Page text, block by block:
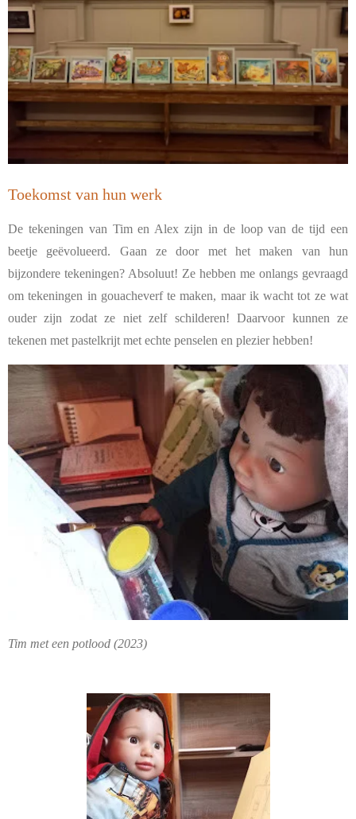
Toekomst van hun werk
De tekeningen van Tim en Alex zijn in de loop van de tijd een
beetje geëvolueerd. Gaan ze door met het maken van hun
bijzondere tekeningen? Absoluut! Ze hebben me onlangs gevraagd
om tekeningen in gouacheverf te maken, maar ik wacht tot ze wat
ouder zijn zodat ze niet zelf schilderen! Daarvoor kunnen ze
tekenen met pastelkrijt met echte penselen en plezier hebben!
Tim met een potlood (2023)